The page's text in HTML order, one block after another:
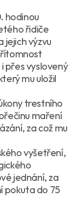
hodinou
řidiče
jejich výzvu
přes vyslovený
mu uložil
trestního
maření
za což mu
vyšetření,
jednání, za
pokuta do 75